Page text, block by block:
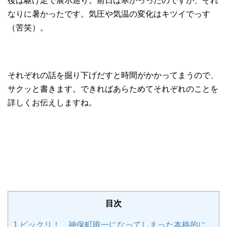
なりに暑かったです。気圧や気温の変化はキツイでっす
（苦笑）。
それぞれの話を掘り下げだすと時間がかかってまうので、
サクッと書きます。できればあらためてそれぞれのことを
詳しくお伝えしますね。
目次
1 ビックリ！ 神保町唯一になってしまった本格的に